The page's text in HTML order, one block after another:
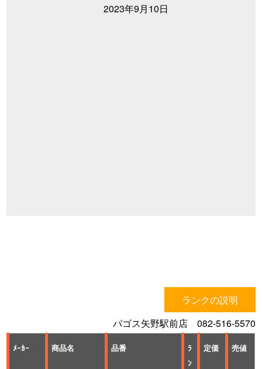
2023年9月10日
ランクの説明
パゴス矢野駅前店 082-516-5570
ﾒｰｶｰ 商品名 品番
ﾗ
ﾝ
定価 売値